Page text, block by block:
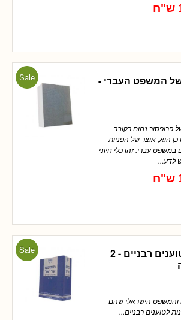
Sale
של המשפט העברי -
פרופסור נחום רקובר
הוא, אוצר של הפניות
עברי. זהו כלי חיוני
לדע...
Sale
משפט אריאל טוענים רבניים - 2
והמשפט הישראלי שהם
לטוענים רבניים...